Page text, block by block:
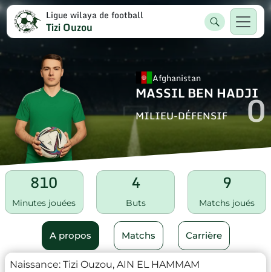
Ligue wilaya de football
Tizi Ouzou
Afghanistan
MASSIL BEN HADJI
MILIEU-DÉFENSIF 0
810
Minutes jouées
4
Buts
9
Matchs joués
A propos Matchs Carrière
Naissance: Tizi Ouzou, AIN EL HAMMAM